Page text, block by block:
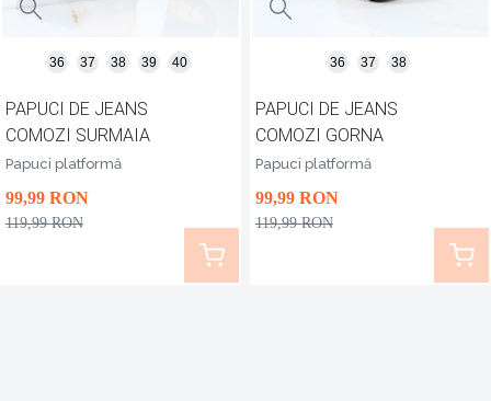
PAPUCI DE JEANS
COMOZI SURMAIA
Papuci platformă
99,99 RON
119,99 RON
36 37 38 39 40
PAPUCI DE JEANS
COMOZI GORNA
Papuci platformă
99,99 RON
119,99 RON
36 37 38